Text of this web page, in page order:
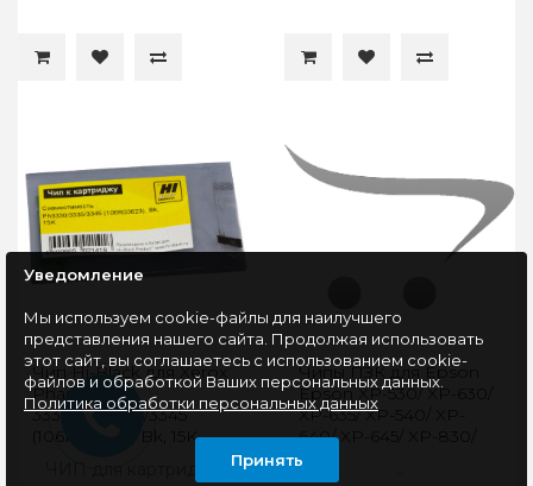
Чип Hi-Black для Xerox
Phaser
3330/WC3335/3345
(106R03623), Bk, 15K
Чипы ПЗК для Epson
Epson XP-530/ XP-630/
XP-635/ XP-540/ XP-
640/ XP-645/ XP-830/
XP-900, Yellow
Уведомление
Мы используем cookie-файлы для наилучшего
представления нашего сайта. Продолжая использовать
этот сайт, вы соглашаетесь с использованием cookie-
файлов и обработкой Ваших персональных данных.
Политика обработки персональных данных
Принять